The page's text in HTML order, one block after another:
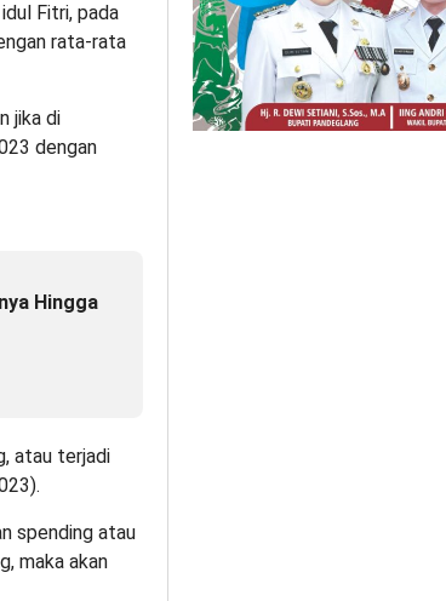
Fitri, pada
rata-rata
jika di
dengan
Hingga
atau terjadi
spending atau
maka akan